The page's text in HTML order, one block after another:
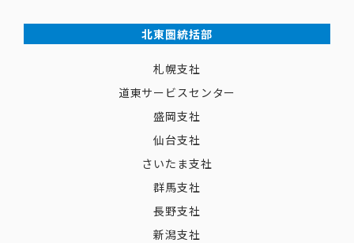
北東圏統括部
札幌支社
道東サービスセンター
盛岡支社
仙台支社
さいたま支社
群馬支社
長野支社
新潟支社